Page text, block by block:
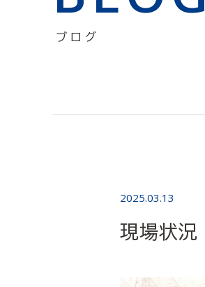
ブログ
2025.03.13
現場状況